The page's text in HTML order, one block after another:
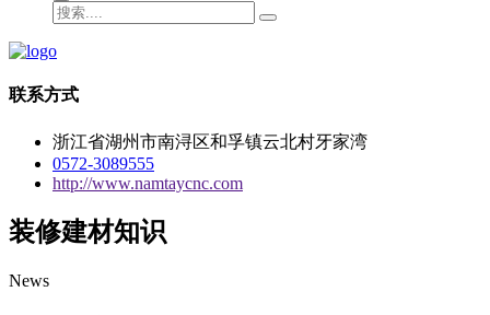
联系方式
浙江省湖州市南浔区和孚镇云北村牙家湾
0572-3089555
http://www.namtaycnc.com
装修建材知识
News